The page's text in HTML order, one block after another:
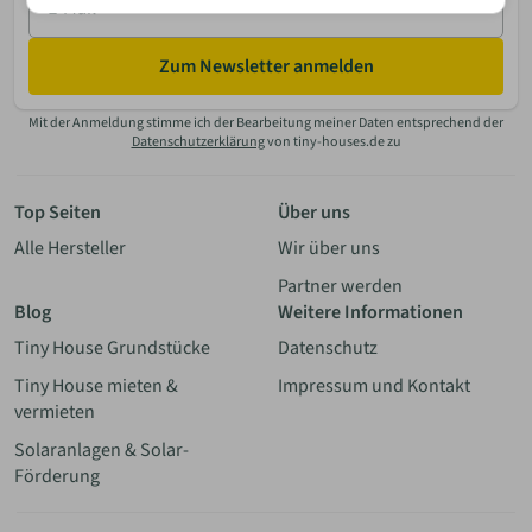
Mail
Zum Newsletter anmelden
Mit der Anmeldung stimme ich der Bearbeitung meiner Daten entsprechend der
Datenschutzerklärungvon tiny-houses.de zu
Top Seiten
Alle Hersteller
Über uns
Wir über uns
Partner werden
Blog
Tiny House Grundstücke
Tiny House mieten &
vermieten
Solaranlagen & Solar-
Förderung
Weitere Informationen
Datenschutz
Impressum und Kontakt